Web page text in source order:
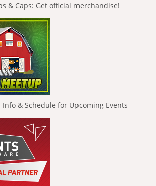
& Caps: Get official merchandise!
& Schedule for Upcoming Events